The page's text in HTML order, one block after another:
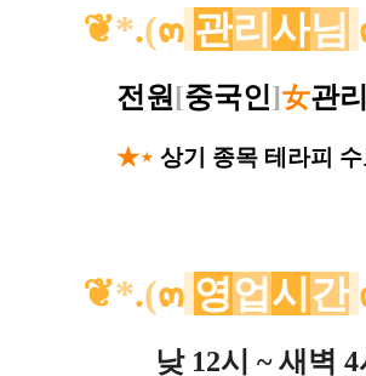
❦*.(๓ 관리 사님
전원 [중국인]女관
★⋆ 상기 종목 테라피 수
❦*.(๓ 영업 시 간
낮 12시 ~ 새벽 4